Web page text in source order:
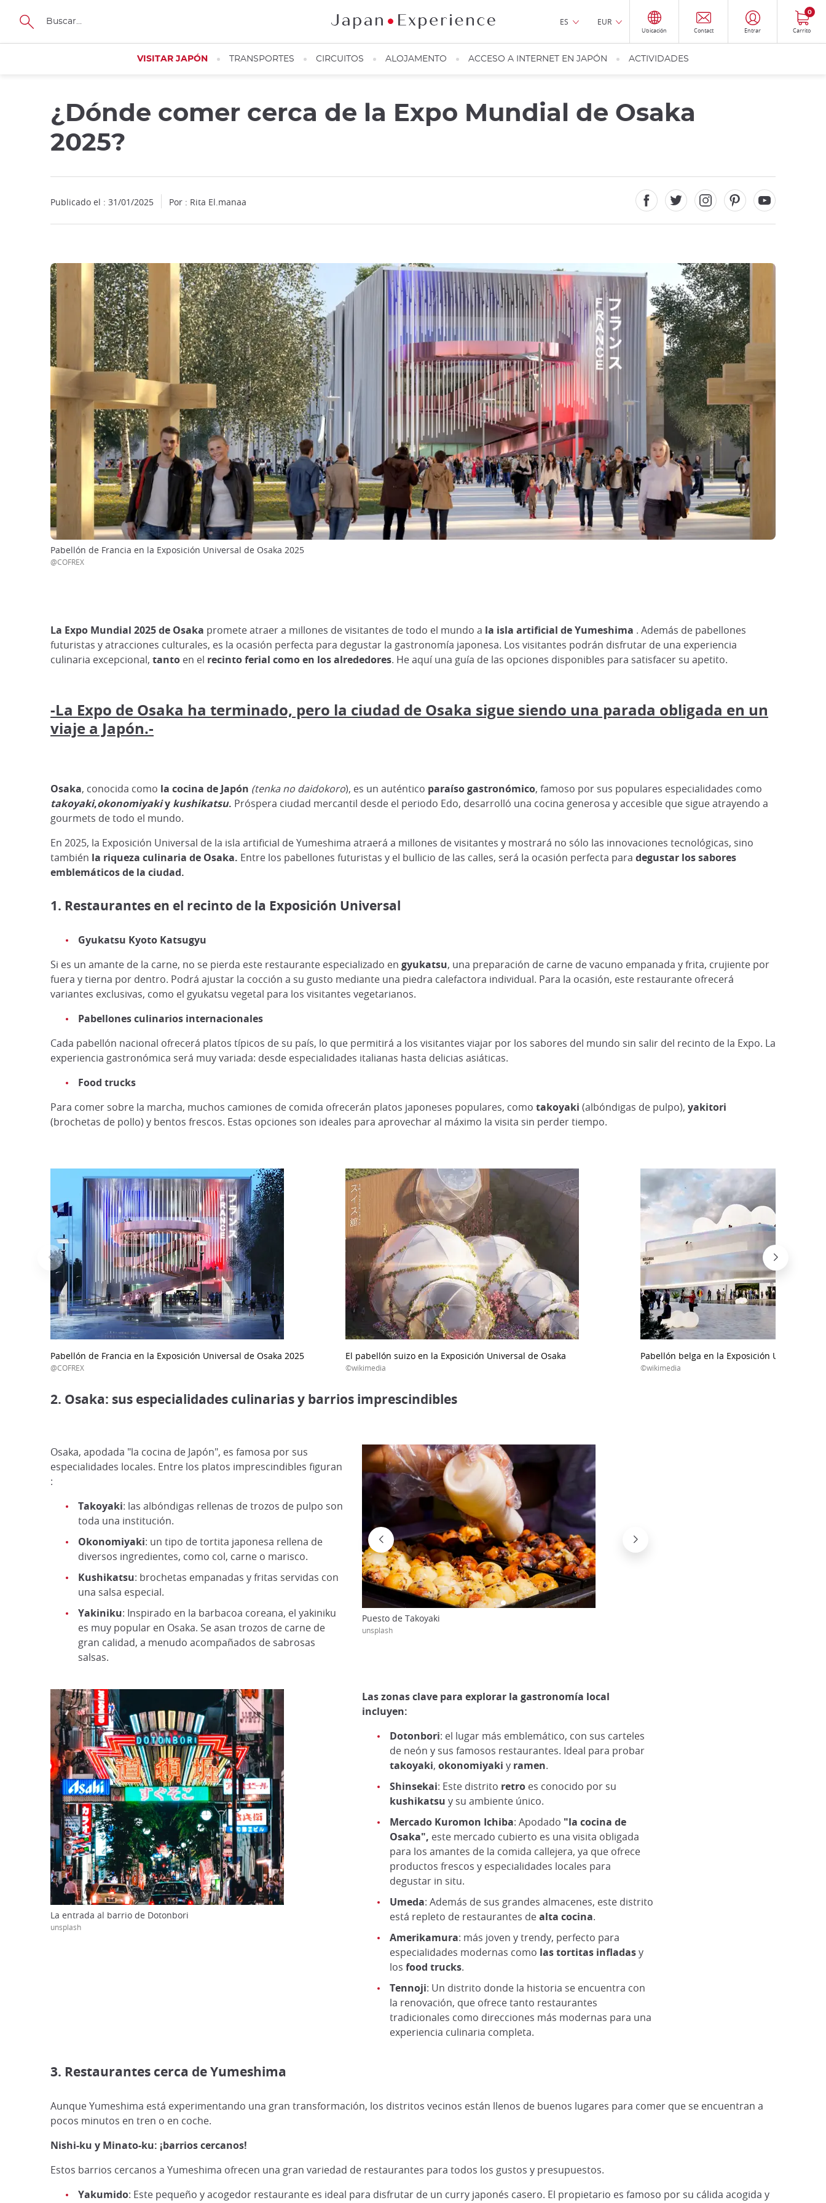
Tamaño
ES EUR
Ubicación Contact Entrar Carrito
0
VISITAR JAPÓN TRANSPORTES CIRCUITOS ALOJAMENTO ACCESO A INTERNET EN JAPÓN ACTIVIDADES
¿Dónde comer cerca de la Expo Mundial de Osaka
2025?
Publicado el : 31/01/2025 Por : Rita El.manaa
Pabellón de Francia en la Exposición Universal de Osaka 2025
@COFREX
La Expo Mundial 2025 de Osaka promete atraer a millones de visitantes de todo el mundo a la isla artificial de Yumeshima . Además de pabellones
futuristas y atracciones culturales, es la ocasión perfecta para degustar la gastronomía japonesa. Los visitantes podrán disfrutar de una experiencia
culinaria excepcional, tanto en el recinto ferial como en los alrededores. He aquí una guía de las opciones disponibles para satisfacer su apetito.
-La Expo de Osaka ha terminado, pero la ciudad de Osaka sigue siendo una parada obligada en un
viaje a Japón.-
Osaka, conocida como la cocina de Japón (tenka no daidokoro), es un auténtico paraíso gastronómico, famoso por sus populares especialidades como
takoyaki,okonomiyakiy kushikatsu. Próspera ciudad mercantil desde el periodo Edo, desarrolló una cocina generosa y accesible que sigue atrayendo a
gourmets de todo el mundo.
En 2025, la Exposición Universal de la isla artificial de Yumeshima atraerá a millones de visitantes y mostrará no sólo las innovaciones tecnológicas, sino
también la riqueza culinaria de Osaka. Entre los pabellones futuristas y el bullicio de las calles, será la ocasión perfecta para degustar los sabores
emblemáticos de la ciudad.
1. Restaurantes en el recinto de la Exposición Universal
Gyukatsu Kyoto Katsugyu
Si es un amante de la carne, no se pierda este restaurante especializado en gyukatsu, una preparación de carne de vacuno empanada y frita, crujiente por
fuera y tierna por dentro. Podrá ajustar la cocción a su gusto mediante una piedra calefactora individual. Para la ocasión, este restaurante ofrecerá
variantes exclusivas, como el gyukatsu vegetal para los visitantes vegetarianos.
Pabellones culinarios internacionales
Cada pabellón nacional ofrecerá platos típicos de su país, lo que permitirá a los visitantes viajar por los sabores del mundo sin salir del recinto de la Expo. La
experiencia gastronómica será muy variada: desde especialidades italianas hasta delicias asiáticas.
Food trucks
Para comer sobre la marcha, muchos camiones de comida ofrecerán platos japoneses populares, como takoyaki (albóndigas de pulpo), yakitori
(brochetas de pollo) y bentos frescos. Estas opciones son ideales para aprovechar al máximo la visita sin perder tiempo.
Pabellón de Francia en la Exposición Universal de Osaka 2025
@COFREX
El pabellón suizo en la Exposición Universal de Osaka
©wikimedia
Pabellón belga en la Exposición Universal de
©wikimedia
2. Osaka: sus especialidades culinarias y barrios imprescindibles
Osaka, apodada "la cocina de Japón", es famosa por sus
especialidades locales. Entre los platos imprescindibles figuran
:
Takoyaki: las albóndigas rellenas de trozos de pulpo son
toda una institución.
Okonomiyaki: un tipo de tortita japonesa rellena de
diversos ingredientes, como col, carne o marisco.
Kushikatsu: brochetas empanadas y fritas servidas con
una salsa especial.
Yakiniku: Inspirado en la barbacoa coreana, el yakiniku
es muy popular en Osaka. Se asan trozos de carne de
gran calidad, a menudo acompañados de sabrosas
salsas.
Puesto de Takoyaki
unsplash
Las zonas clave para explorar la gastronomía local
incluyen:
Dotonbori: el lugar más emblemático, con sus carteles
de neón y sus famosos restaurantes. Ideal para probar
takoyaki, okonomiyaki y ramen.
Shinsekai: Este distrito retroes conocido por su
kushikatsu y su ambiente único.
Mercado Kuromon Ichiba: Apodado "la cocina de
Osaka", este mercado cubierto es una visita obligada
para los amantes de la comida callejera, ya que ofrece
productos frescos y especialidades locales para
degustar in situ.
Umeda: Además de sus grandes almacenes, este distrito
está repleto de restaurantes dealta cocina.
Amerikamura: más joven y trendy, perfecto para
especialidades modernas como las tortitas infladasy
los food trucks.
Tennoji: Un distrito donde la historia se encuentra con
la renovación, que ofrece tanto restaurantes
tradicionales como direcciones más modernas para una
experiencia culinaria completa.
La entrada al barrio de Dotonbori
unsplash
3. Restaurantes cerca de Yumeshima
Aunque Yumeshima está experimentando una gran transformación, los distritos vecinos están llenos de buenos lugares para comer que se encuentran a
pocos minutos en tren o en coche.
Nishi-ku y Minato-ku: ¡barrios cercanos!
Estos barrios cercanos a Yumeshima ofrecen una gran variedad de restaurantes para todos los gustos y presupuestos.
Yakumido: Este pequeño y acogedor restaurante es ideal para disfrutar de un curry japonés casero. El propietario es famoso por su cálida acogida y